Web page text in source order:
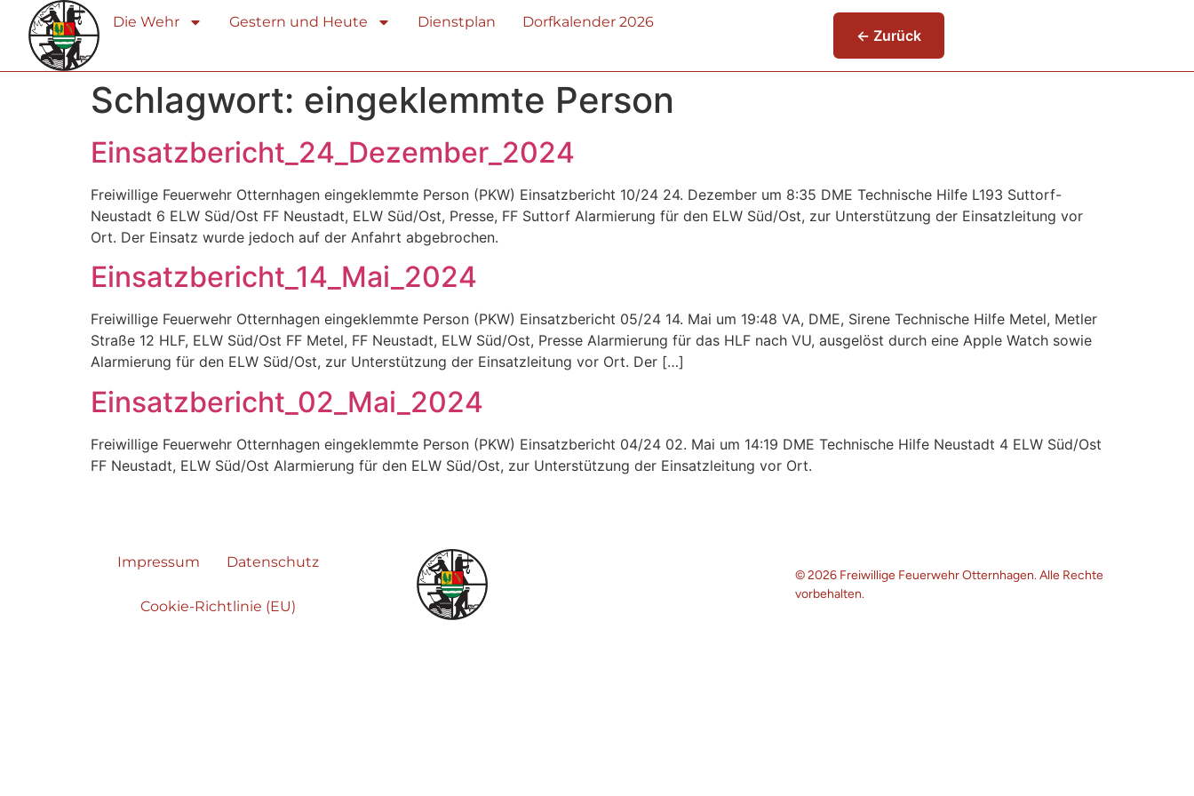
Die Wehr Gestern und Heute Dienstplan Dorfkalender 2026
← Zurück
Schlagwort: eingeklemmte Person
Einsatzbericht_24_Dezember_2024
Freiwillige Feuerwehr Otternhagen eingeklemmte Person (PKW) Einsatzbericht 10/24 24. Dezember um 8:35 DME Technische Hilfe L193 Suttorf-
Neustadt 6 ELW Süd/Ost FF Neustadt, ELW Süd/Ost, Presse, FF Suttorf Alarmierung für den ELW Süd/Ost, zur Unterstützung der Einsatzleitung vor
Ort. Der Einsatz wurde jedoch auf der Anfahrt abgebrochen.
Einsatzbericht_14_Mai_2024
Freiwillige Feuerwehr Otternhagen eingeklemmte Person (PKW) Einsatzbericht 05/24 14. Mai um 19:48 VA, DME, Sirene Technische Hilfe Metel, Metler
Straße 12 HLF, ELW Süd/Ost FF Metel, FF Neustadt, ELW Süd/Ost, Presse Alarmierung für das HLF nach VU, ausgelöst durch eine Apple Watch sowie
Alarmierung für den ELW Süd/Ost, zur Unterstützung der Einsatzleitung vor Ort. Der […]
Einsatzbericht_02_Mai_2024
Freiwillige Feuerwehr Otternhagen eingeklemmte Person (PKW) Einsatzbericht 04/24 02. Mai um 14:19 DME Technische Hilfe Neustadt 4 ELW Süd/Ost
FF Neustadt, ELW Süd/Ost Alarmierung für den ELW Süd/Ost, zur Unterstützung der Einsatzleitung vor Ort.
Impressum Datenschutz
Cookie-Richtlinie (EU)
© 2026 Freiwillige Feuerwehr Otternhagen. Alle Rechte
vorbehalten.